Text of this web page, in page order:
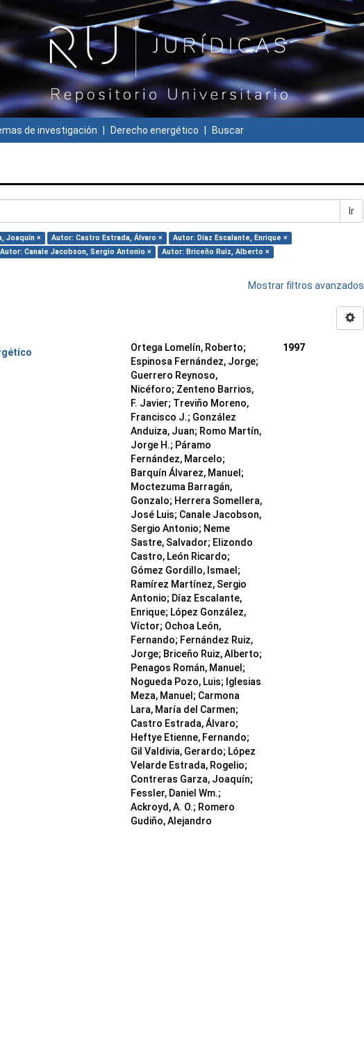
de investigación Derecho energético Buscar
Ir
Joaquín × Autor: Castro Estrada, Álvaro ×
Autor: Díaz Escalante, Enrique ×
Autor: Canale Jacobson, Sergio Antonio ×
Autor: Briceño Ruiz, Alberto ×
Mostrar filtros avanzados
Ortega Lomelín, Roberto;
Espinosa Fernández, Jorge;
Guerrero Reynoso,
Nicéforo; Zenteno Barrios,
F. Javier; Treviño Moreno,
Francisco J.; González
Anduiza, Juan; Romo Martín,
Jorge H.; Páramo
Fernández, Marcelo;
Barquín Álvarez, Manuel;
Moctezuma Barragán,
Gonzalo; Herrera Somellera,
José Luis; Canale Jacobson,
Sergio Antonio; Neme
Sastre, Salvador; Elizondo
Castro, León Ricardo;
Gómez Gordillo, Ismael;
Ramírez Martínez, Sergio
Antonio; Díaz Escalante,
Enrique; López González,
Víctor; Ochoa León,
Fernando; Fernández Ruiz,
Jorge; Briceño Ruiz, Alberto;
Penagos Román, Manuel;
Nogueda Pozo, Luis; Iglesias
Meza, Manuel; Carmona
Lara, María del Carmen;
Castro Estrada, Álvaro;
Heftye Etienne, Fernando;
Gil Valdivia, Gerardo; López
Velarde Estrada, Rogelio;
Contreras Garza, Joaquín;
Fessler, Daniel Wm.;
Ackroyd, A. O.; Romero
Gudiño, Alejandro
1997